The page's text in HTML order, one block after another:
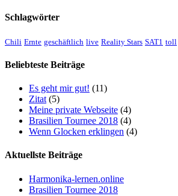
Schlagwörter
Chili Ernte geschäftlich live Reality Stars SAT1 toll
Beliebteste Beiträge
Es geht mir gut! (11)
Zitat (5)
Meine private Webseite (4)
Brasilien Tournee 2018 (4)
Wenn Glocken erklingen (4)
Aktuellste Beiträge
Harmonika-lernen.online
Brasilien Tournee 2018